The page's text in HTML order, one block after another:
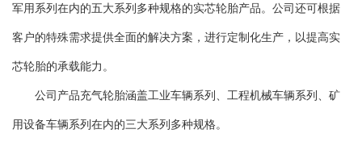
军用系列在内的五大系列多种规格的实芯轮胎产品。公司还可根据
客户的特殊需求提供全面的解决方案，进行定制化生产，以提高实
芯轮胎的承载能力。
公司产品充气轮胎涵盖工业车辆系列、工程机械车辆系列、矿
用设备车辆系列在内的三大系列多种规格。